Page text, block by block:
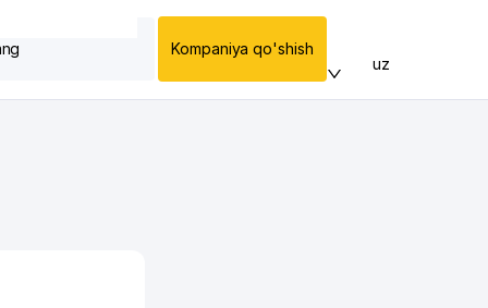
Kompaniya qo'shish
uz